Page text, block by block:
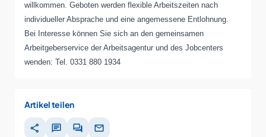
willkommen. Geboten werden flexible Arbeitszeiten nach
individueller Absprache und eine angemessene Entlohnung.
Bei Interesse können Sie sich an den gemeinsamen
Arbeitgeberservice der Arbeitsagentur und des Jobcenters
wenden: Tel. 0331 880 1934
Artikel teilen
share chat forum mail